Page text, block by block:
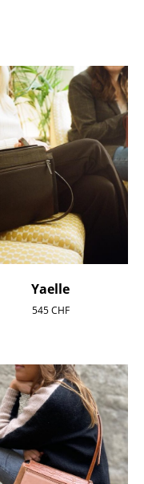
Yaelle
545CHF